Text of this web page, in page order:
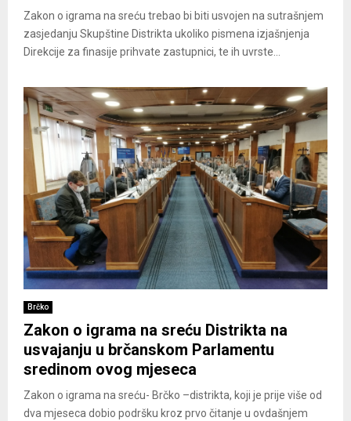
Zakon o igrama na sreću trebao bi biti usvojen na sutrašnjem
zasjedanju Skupštine Distrikta ukoliko pismena izjašnjenja
Direkcije za finasije prihvate zastupnici, te ih uvrste...
Brčko
Zakon o igrama na sreću Distrikta na
usvajanju u brčanskom Parlamentu
sredinom ovog mjeseca
Zakon o igrama na sreću- Brčko –distrikta, koji je prije više od
dva mjeseca dobio podršku kroz prvo čitanje u ovdašnjem